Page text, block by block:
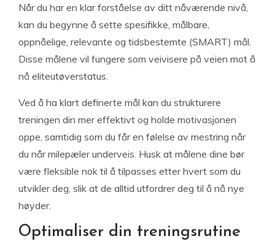
Når du har en klar forståelse av ditt nåværende nivå,
kan du begynne å sette spesifikke, målbare,
oppnåelige, relevante og tidsbestemte (SMART) mål.
Disse målene vil fungere som veivisere på veien mot å
nå eliteutøverstatus.
Ved å ha klart definerte mål kan du strukturere
treningen din mer effektivt og holde motivasjonen
oppe, samtidig som du får en følelse av mestring når
du når milepæler underveis. Husk at målene dine bør
være fleksible nok til å tilpasses etter hvert som du
utvikler deg, slik at de alltid utfordrer deg til å nå nye
høyder.
Optimaliser din treningsrutine